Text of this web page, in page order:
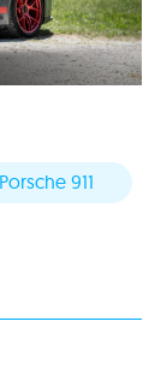
Porsche 911